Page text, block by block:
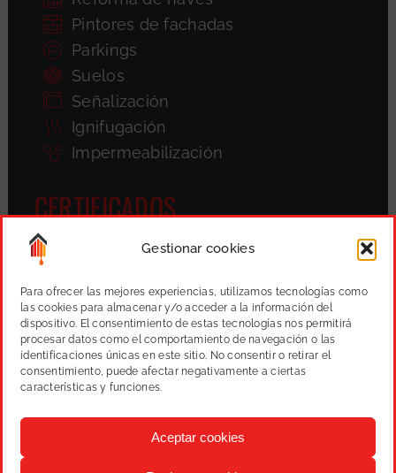
Gestionar cookies
Para ofrecer las mejores experiencias, utilizamos tecnologías como
las cookies para almacenar y/o acceder a la información del
dispositivo. El consentimiento de estas tecnologías nos permitirá
procesar datos como el comportamiento de navegación o las
identificaciones únicas en este sitio. No consentir o retirar el
consentimiento, puede afectar negativamente a ciertas
características y funciones.
Aceptar cookies
Pintores de fachadas
Parkings
Suelos
Señalización
Ignifugación
Impermeabilización
CERTIFICADOS